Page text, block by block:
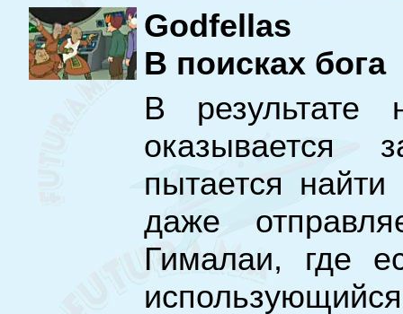
Godfellas
В поисках бога
В результате
оказывается
пытается
даже
Гималаи, где